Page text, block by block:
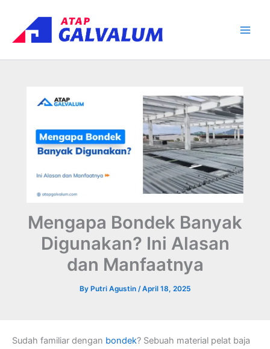
content
Mengapa Bondek Banyak
Digunakan? Ini Alasan
dan Manfaatnya
By Putri Agustin /April 18, 2025
Sudah familiar dengan bondek? Sebuah material pelat baja